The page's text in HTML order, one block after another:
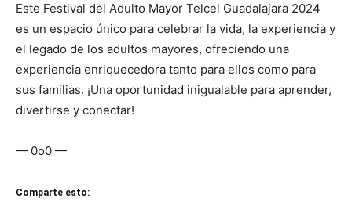
Este Festival del Adulto Mayor Telcel Guadalajara 2024
es un espacio único para celebrar la vida, la experiencia y
el legado de los adultos mayores, ofreciendo una
experiencia enriquecedora tanto para ellos como para
sus familias. ¡Una oportunidad inigualable para aprender,
divertirse y conectar!
— 0o0 —
Comparte esto: